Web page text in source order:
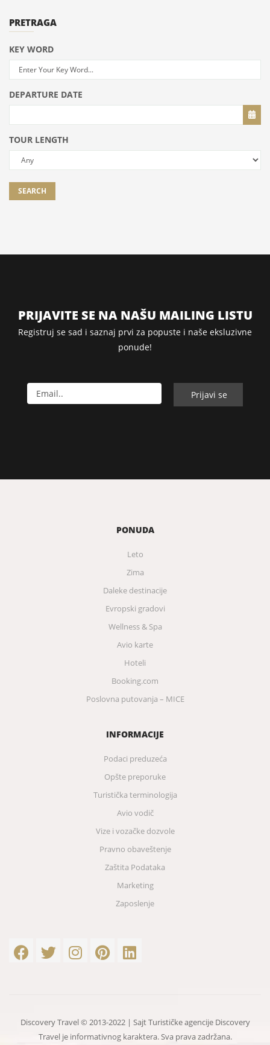
PRETRAGA
KEY WORD
DEPARTURE DATE
TOUR LENGTH
SEARCH
PRIJAVITE SE NA NAŠU MAILING LISTU
Registruj se sad i saznaj prvi za popuste i naše eksluzivne
ponude!
PONUDA
Leto
Zima
Daleke destinacije
Evropski gradovi
Wellness & Spa
Avio karte
Hoteli
Booking.com
Poslovna putovanja – MICE
INFORMACIJE
Podaci preduzeća
Opšte preporuke
Turistička terminologija
Avio vodič
Vize i vozačke dozvole
Pravno obaveštenje
Zaštita Podataka
Marketing
Zaposlenje
Discovery Travel © 2013-2022 | Sajt Turističke agencije Discovery
Travel je informativnog karaktera. Sva prava zadržana.